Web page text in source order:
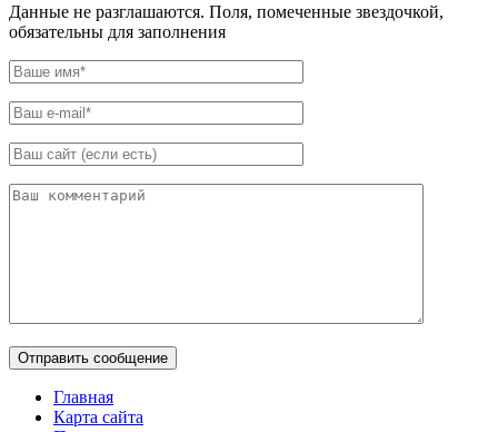
Данные не разглашаются. Поля, помеченные звездочкой,
обязательны для заполнения
Главная
Карта сайта